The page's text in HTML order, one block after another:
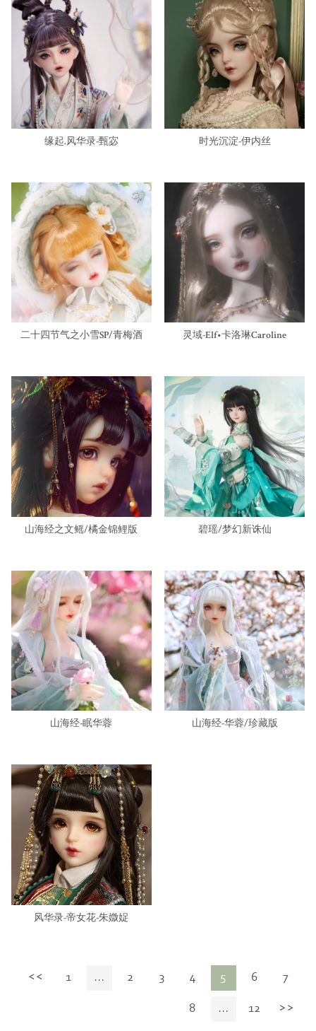
缘起.风华录-甄宓 时光沉淀-伊内丝
二十四节气之小雪SP/青梅酒 灵域-Elf•卡洛琳Caroline
山海经之文鳐/橘金锦鲤版 碧瑶/梦幻新诛仙
山海经-眠华蓉 山海经-华蓉/珍藏版
风华录-帝女花-朱媺娖
1 ... 2 3 4 5 6 7
8 ... 12